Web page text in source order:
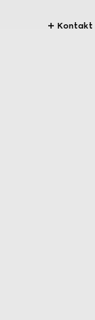
Kontakt